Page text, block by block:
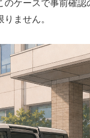
ケースで事前確
ません。